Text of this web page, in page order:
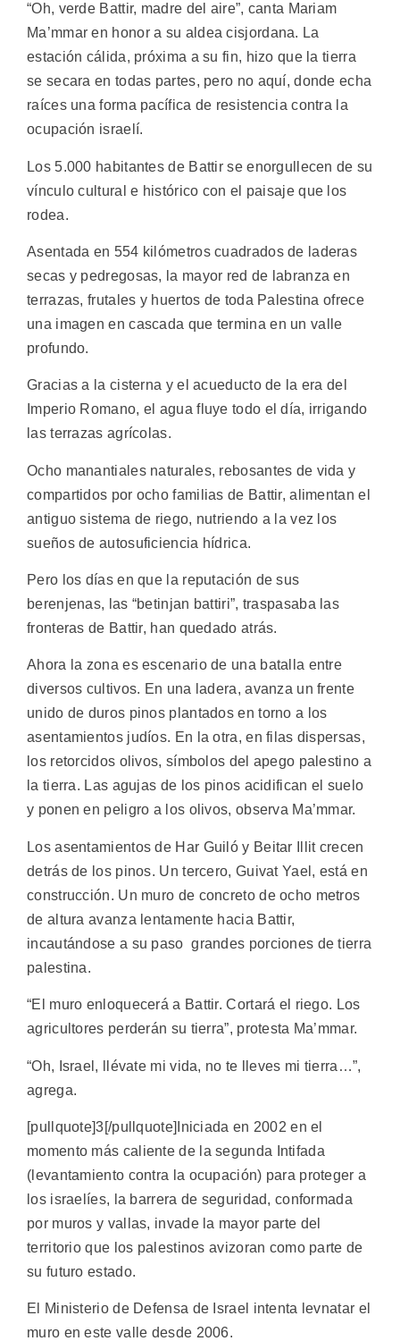
“Oh, verde Battir, madre del aire”, canta Mariam
Ma’mmar en honor a su aldea cisjordana. La
estación cálida, próxima a su fin, hizo que la tierra
se secara en todas partes, pero no aquí, donde echa
raíces una forma pacífica de resistencia contra la
ocupación israelí.
Los 5.000 habitantes de Battir se enorgullecen de su
vínculo cultural e histórico con el paisaje que los
rodea.
Asentada en 554 kilómetros cuadrados de laderas
secas y pedregosas, la mayor red de labranza en
terrazas, frutales y huertos de toda Palestina ofrece
una imagen en cascada que termina en un valle
profundo.
Gracias a la cisterna y el acueducto de la era del
Imperio Romano, el agua fluye todo el día, irrigando
las terrazas agrícolas.
Ocho manantiales naturales, rebosantes de vida y
compartidos por ocho familias de Battir, alimentan el
antiguo sistema de riego, nutriendo a la vez los
sueños de autosuficiencia hídrica.
Pero los días en que la reputación de sus
berenjenas, las “betinjan battiri”, traspasaba las
fronteras de Battir, han quedado atrás.
Ahora la zona es escenario de una batalla entre
diversos cultivos. En una ladera, avanza un frente
unido de duros pinos plantados en torno a los
asentamientos judíos. En la otra, en filas dispersas,
los retorcidos olivos, símbolos del apego palestino a
la tierra. Las agujas de los pinos acidifican el suelo
y ponen en peligro a los olivos, observa Ma’mmar.
Los asentamientos de Har Guiló y Beitar Illit crecen
detrás de los pinos. Un tercero, Guivat Yael, está en
construcción. Un muro de concreto de ocho metros
de altura avanza lentamente hacia Battir,
incautándose a su paso grandes porciones de tierra
palestina.
“El muro enloquecerá a Battir. Cortará el riego. Los
agricultores perderán su tierra”, protesta Ma’mmar.
“Oh, Israel, llévate mi vida, no te lleves mi tierra…”,
agrega.
[pullquote]3[/pullquote]Iniciada en 2002 en el
momento más caliente de la segunda Intifada
(levantamiento contra la ocupación) para proteger a
los israelíes, la barrera de seguridad, conformada
por muros y vallas, invade la mayor parte del
territorio que los palestinos avizoran como parte de
su futuro estado.
El Ministerio de Defensa de Israel intenta levnatar el
muro en este valle desde 2006.